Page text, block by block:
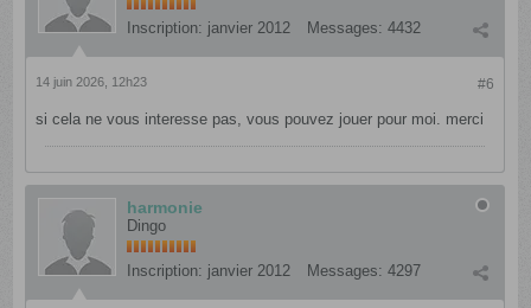
Inscription: janvier 2012 Messages: 4432
#6
14 juin 2026, 12h23
si cela ne vous interesse pas, vous pouvez jouer pour moi. merci
harmonie
Dingo
Inscription: janvier 2012 Messages: 4297